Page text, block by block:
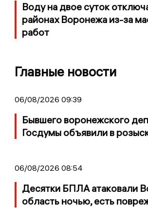
Воду на двое суток
районах Воронежа из-за
работ
Главные новости
06/08/2026 09:39
Бывшего воронежского
Госдумы объявили в
06/08/2026 08:54
Десятки БПЛА атаковали
область ночью, есть